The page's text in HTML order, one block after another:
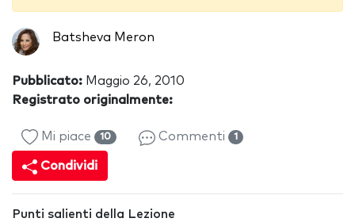
Batsheva Meron
Pubblicato: Maggio 26, 2010
Registrato originalmente:
Mi piace 10 Commenti 1
Condividi
Punti salienti della Lezione